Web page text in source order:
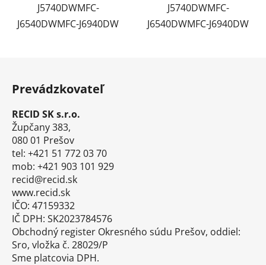
J5740DWMFC-
J6540DWMFC-J6940DW
J5740DWMFC-
J6540DWMFC-J6940DW
Prevádzkovateľ
RECID SK s.r.o.
Župčany 383,
080 01 Prešov
tel: +421 51 772 03 70
mob: +421 903 101 929
recid@recid.sk
www.recid.sk
IČO: 47159332
IČ DPH: SK2023784576
Obchodný register Okresného súdu Prešov, oddiel:
Sro, vložka č. 28029/P
Sme platcovia DPH.